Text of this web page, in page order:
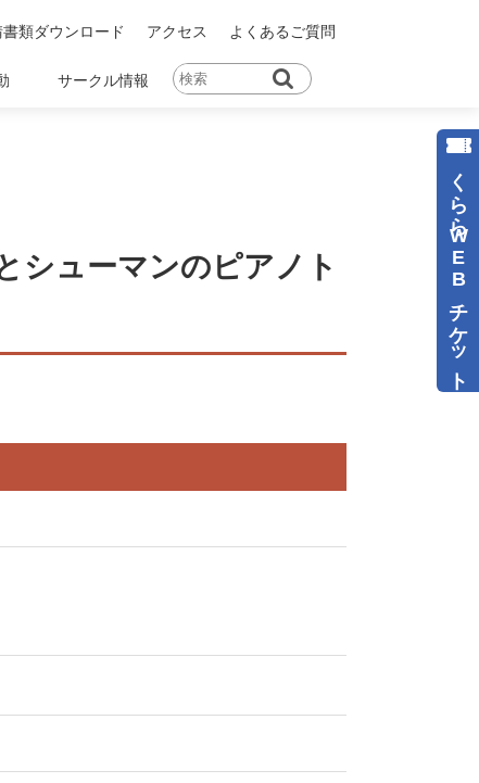
類ダウンロード アクセス よくあるご質問
サークル情報
シューマンのピアノト
くららWEBチケット